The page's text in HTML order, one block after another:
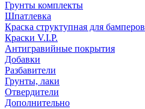
Грунты комплекты
Шпатлевка
Краска структупная для бамперов
Краски V.I.P.
Антигравийные покрытия
Добавки
Разбавители
Грунты, лаки
Отвердители
Дополнительно